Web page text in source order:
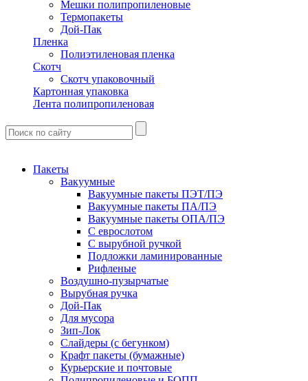
Мешки полипропиленовые
Термопакеты
Дой-Пак
Пленка
Полиэтиленовая пленка
Скотч
Скотч упаковочный
Картонная упаковка
Лента полипропиленовая
Пакеты
Вакуумные
Вакуумные пакеты ПЭТ/ПЭ
Вакуумные пакеты ПА/ПЭ
Вакуумные пакеты ОПА/ПЭ
С еврослотом
С вырубной ручкой
Подложки ламинированные
Рифленые
Воздушно-пузырчатые
Вырубная ручка
Дой-Пак
Для мусора
Зип-Лок
Слайдеры (с бегунком)
Крафт пакеты (бумажные)
Курьерские и почтовые